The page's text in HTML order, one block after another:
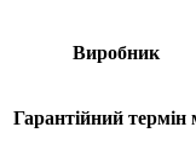
Виробник
Гарантійний термін